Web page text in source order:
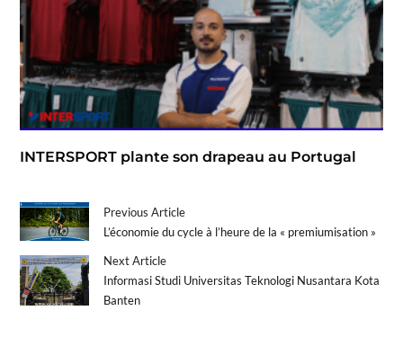
INTERSPORT plante son drapeau au Portugal
Previous Article
L’économie du cycle à l’heure de la « premiumisation »
Next Article
Informasi Studi Universitas Teknologi Nusantara Kota
Banten